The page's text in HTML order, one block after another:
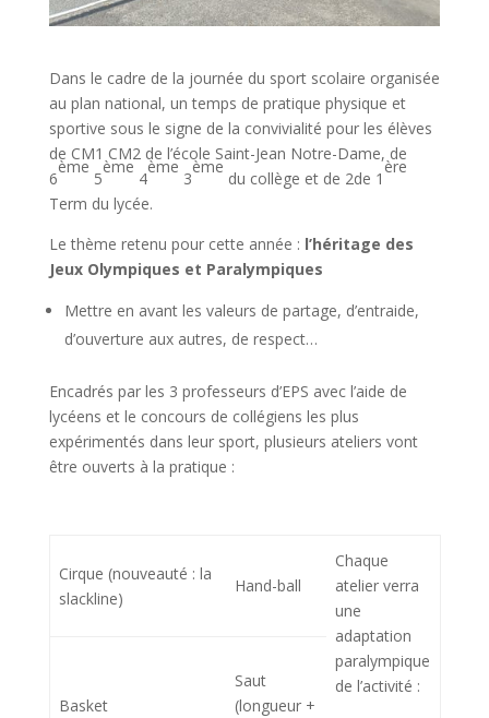
Dans le cadre de la journée du sport scolaire organisée
au plan national, un temps de pratique physique et
sportive sous le signe de la convivialité pour les élèves
de CM1 CM2 de l’école Saint-Jean Notre-Dame, de
6
ème
5
ème
4
ème
3
ème
du collège et de 2de 1
ère
Term du lycée.
Le thème retenu pour cette année : l’héritage des
Jeux Olympiques et Paralympiques
Mettre en avant les valeurs de partage, d’entraide,
d’ouverture aux autres, de respect…
Encadrés par les 3 professeurs d’EPS avec l’aide de
lycéens et le concours de collégiens les plus
expérimentés dans leur sport, plusieurs ateliers vont
être ouverts à la pratique :
Cirque (nouveauté : la
slackline)
Hand-ball
Chaque
atelier verra
une
adaptation
paralympique
de l’activité :
Basket
Saut
(longueur +